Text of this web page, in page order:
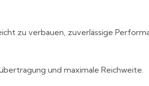
zu verbauen, zuverlässige
und maximale Reichweite.